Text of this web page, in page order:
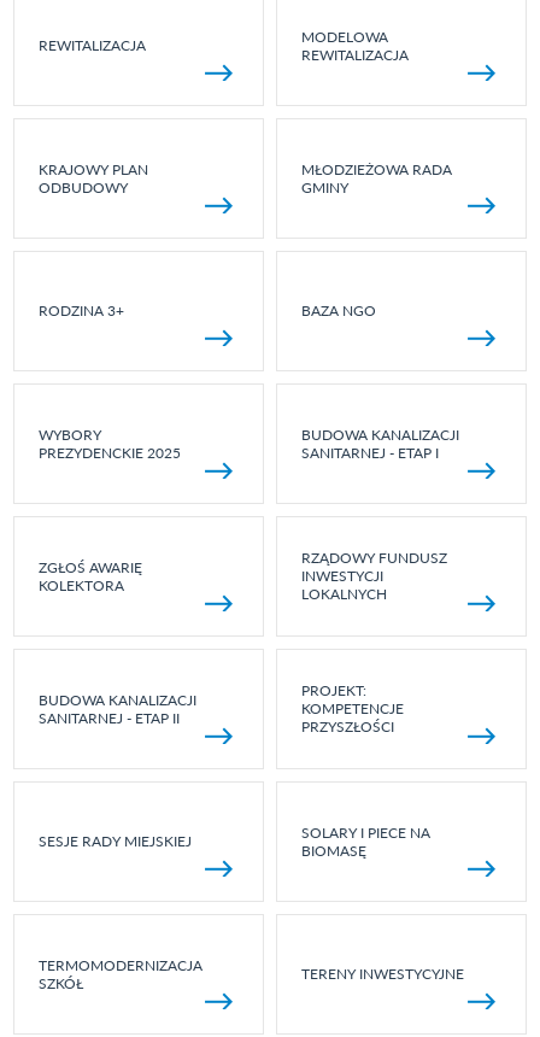
REWITALIZACJA
MODELOWA
REWITALIZACJA
KRAJOWY PLAN
ODBUDOWY
MŁODZIEŻOWA RADA
GMINY
RODZINA 3+ BAZA NGO
WYBORY
PREZYDENCKIE 2025
BUDOWA KANALIZACJI
SANITARNEJ - ETAP I
ZGŁOŚ AWARIĘ
KOLEKTORA
RZĄDOWY FUNDUSZ
INWESTYCJI
LOKALNYCH
BUDOWA KANALIZACJI
SANITARNEJ - ETAP II
PROJEKT:
KOMPETENCJE
PRZYSZŁOŚCI
SESJE RADY MIEJSKIEJ
SOLARY I PIECE NA
BIOMASĘ
TERMOMODERNIZACJA
SZKÓŁ
TERENY INWESTYCYJNE